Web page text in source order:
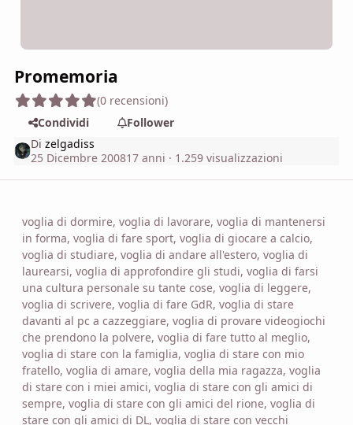
Promemoria
(0 recensioni)
Condividi
Follower
Dizelgadiss
25 Dicembre 200817 anni · 1.259 visualizzazioni
voglia di dormire, voglia di lavorare, voglia di mantenersi
in forma, voglia di fare sport, voglia di giocare a calcio,
voglia di studiare, voglia di andare all'estero, voglia di
laurearsi, voglia di approfondire gli studi, voglia di farsi
una cultura personale su tante cose, voglia di leggere,
voglia di scrivere, voglia di fare GdR, voglia di stare
davanti al pc a cazzeggiare, voglia di provare videogiochi
che prendono la polvere, voglia di fare tutto al meglio,
voglia di stare con la famiglia, voglia di stare con mio
fratello, voglia di amare, voglia della mia ragazza, voglia
di stare con i miei amici, voglia di stare con gli amici di
sempre, voglia di stare con gli amici del rione, voglia di
stare con gli amici di DL, voglia di stare con vecchi